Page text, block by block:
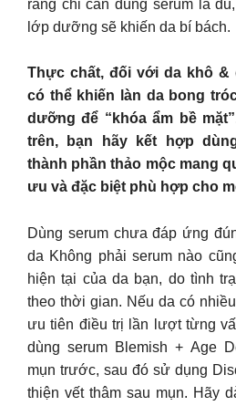
rằng chỉ cần dùng serum là
lớp dưỡng sẽ khiến da bí bách.
Thực chất, đối với da khô &
có thể khiến làn da bong
dưỡng để “khóa ẩm bề
trên, bạn hãy kết hợp
thành phần thảo mộc mang
ưu và đặc biệt phù hợp cho
Dùng serum chưa đáp ứng
da Không phải serum nào
hiện tại của da bạn, do tình
theo thời gian. Nếu da có
ưu tiên điều trị lần lượt từng
dùng serum Blemish + Age
mụn trước, sau đó sử dụng
thiện vết thâm sau mụn. Hãy